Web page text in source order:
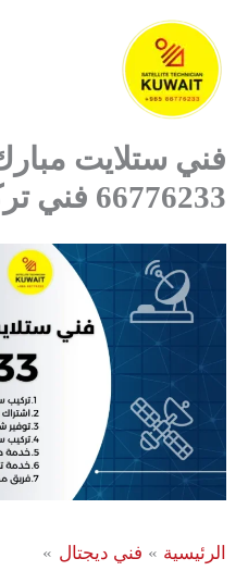
المحتوى
فني ستلايت مبارك
66776233 فني تركيب سريع
الرئيسية
فني ديجتال